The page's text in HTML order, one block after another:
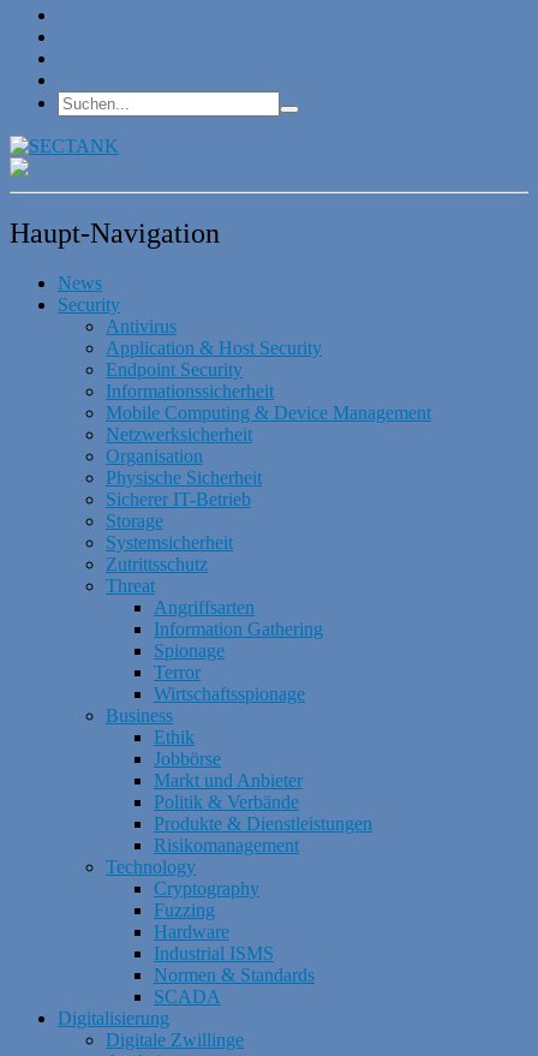
Haupt-Navigation
News
Security
Antivirus
Application & Host Security
Endpoint Security
Informationssicherheit
Mobile Computing & Device Management
Netzwerksicherheit
Organisation
Physische Sicherheit
Sicherer IT-Betrieb
Storage
Systemsicherheit
Zutrittsschutz
Threat
Angriffsarten
Information Gathering
Spionage
Terror
Wirtschaftsspionage
Business
Ethik
Jobbörse
Markt und Anbieter
Politik & Verbände
Produkte & Dienstleistungen
Risikomanagement
Technology
Cryptography
Fuzzing
Hardware
Industrial ISMS
Normen & Standards
SCADA
Digitalisierung
Digitale Zwillinge